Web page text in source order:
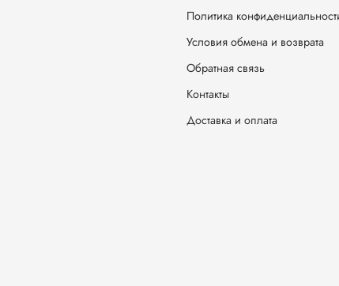
Политика
Условия обмена и возврата
Обратная связь
Контакты
Доставка и оплата